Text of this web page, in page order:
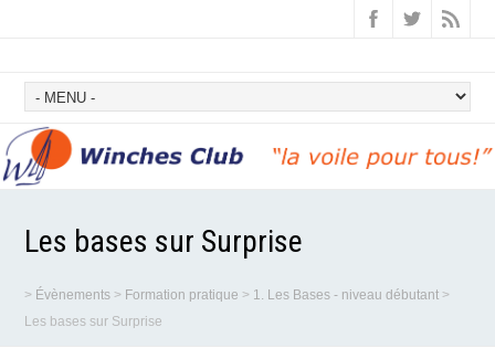
Les bases sur Surprise
> Évènements > Formation pratique > 1. Les Bases - niveau débutant >
Les bases sur Surprise